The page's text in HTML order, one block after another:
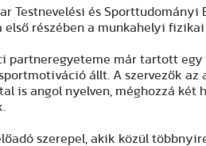
Testnevelési és Sporttudományi
részében a munkahelyi
partneregyeteme már tartott
állt. A szervezők
is angol nyelven, méghozzá két
szerepel, akik közül